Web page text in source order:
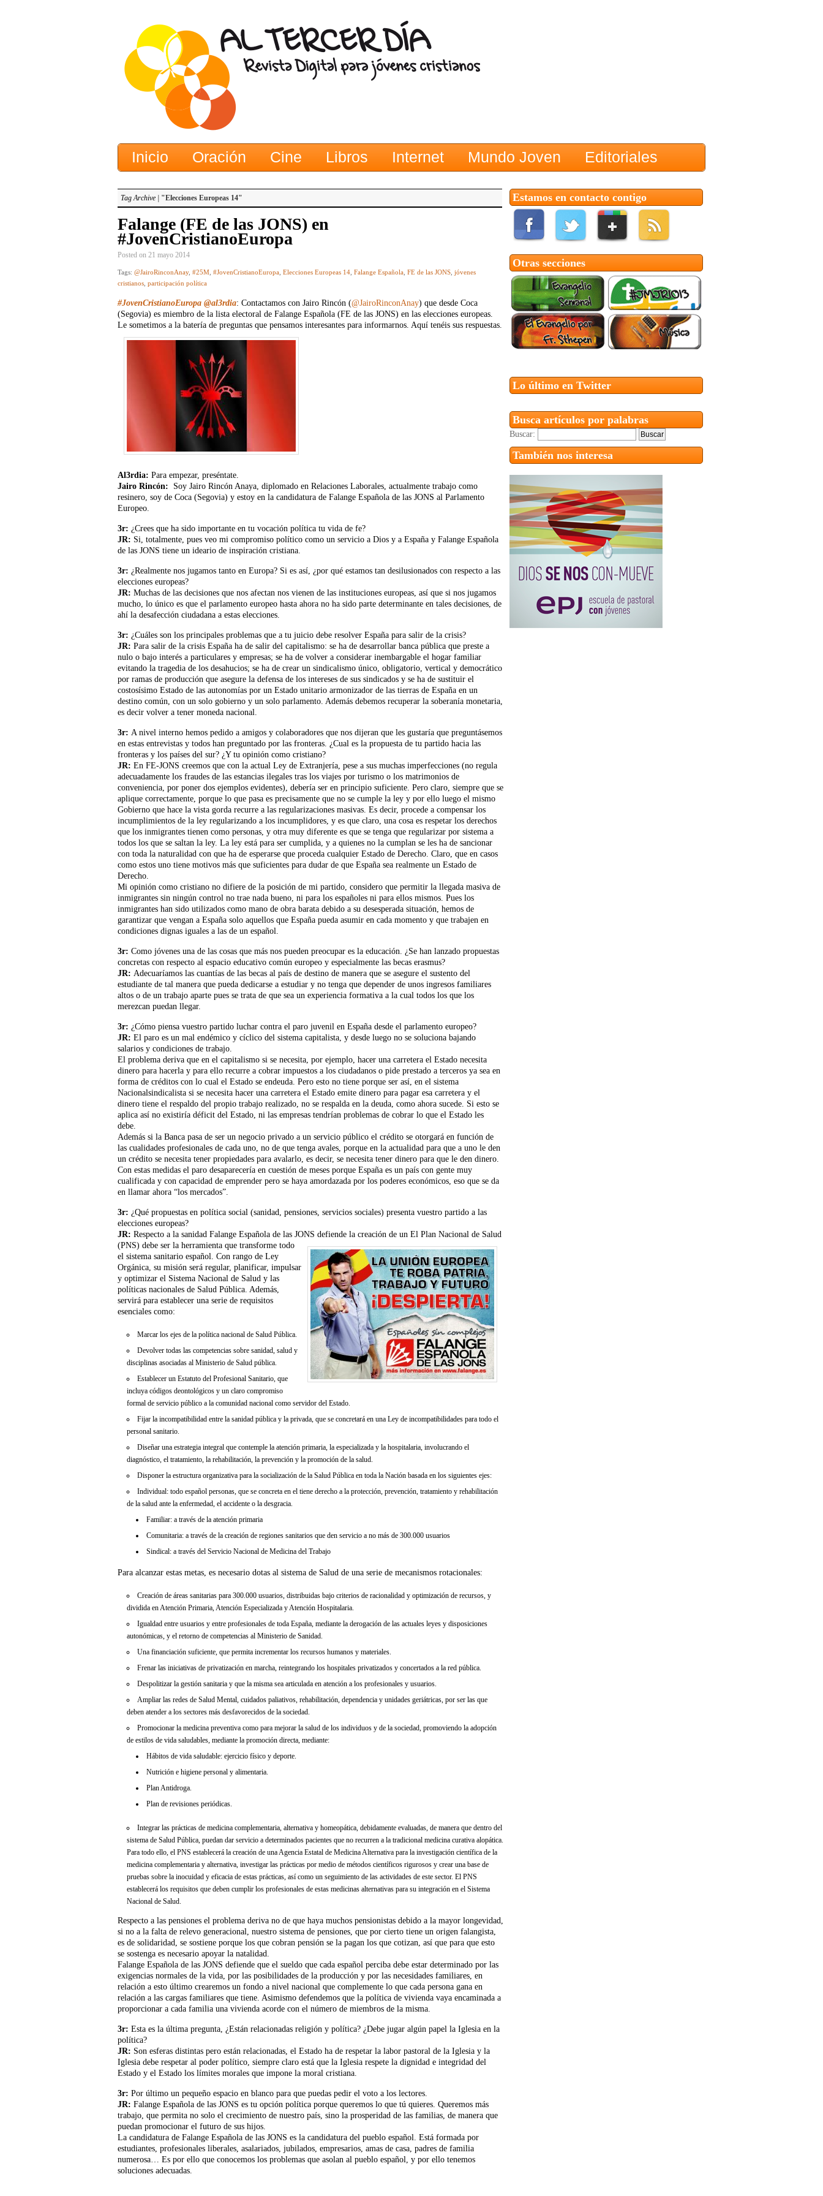
Inicio Oración Cine Libros Internet Mundo Joven Editoriales
Tag Archive | "Elecciones Europeas 14"
Falange (FE de las JONS) en
#JovenCristianoEuropa
Posted on 21 mayo 2014
Tags: @JairoRinconAnay, #25M #JovenCristianoEuropa Elecciones Europeas 14 Falange Española FE de las JONS jóvenes
cristianos participación política
#JovenCristianoEuropa @al3rdia: Contactamos con Jairo Rincón (@JairoRinconAnay) que desde Coca
(Segovia) es miembro de la lista electoral de Falange Española (FE de las JONS) en las elecciones europeas.
Le sometimos a la batería de preguntas que pensamos interesantes para informarnos. Aquí tenéis sus respuestas.
Al3rdia: Para empezar, preséntate.
Jairo Rincón: Soy Jairo Rincón Anaya, diplomado en Relaciones Laborales, actualmente trabajo como
resinero, soy de Coca (Segovia) y estoy en la candidatura de Falange Española de las JONS al Parlamento
Europeo.
3r: ¿Crees que ha sido importante en tu vocación política tu vida de fe?
JR: Si, totalmente, pues veo mi compromiso político como un servicio a Dios y a España y Falange Española
de las JONS tiene un ideario de inspiración cristiana.
3r: ¿Realmente nos jugamos tanto en Europa? Si es así, ¿por qué estamos tan desilusionados con respecto a las
elecciones europeas?
JR: Muchas de las decisiones que nos afectan nos vienen de las instituciones europeas, así que si nos jugamos
mucho, lo único es que el parlamento europeo hasta ahora no ha sido parte determinante en tales decisiones, de
ahí la desafección ciudadana a estas elecciones.
3r: ¿Cuáles son los principales problemas que a tu juicio debe resolver España para salir de la crisis?
JR: Para salir de la crisis España ha de salir del capitalismo: se ha de desarrollar banca pública que preste a
nulo o bajo interés a particulares y empresas; se ha de volver a considerar inembargable el hogar familiar
evitando la tragedia de los desahucios; se ha de crear un sindicalismo único, obligatorio, vertical y democrático
por ramas de producción que asegure la defensa de los intereses de sus sindicados y se ha de sustituir el
costosísimo Estado de las autonomías por un Estado unitario armonizador de las tierras de España en un
destino común, con un solo gobierno y un solo parlamento. Además debemos recuperar la soberanía monetaria,
es decir volver a tener moneda nacional.
3r: A nivel interno hemos pedido a amigos y colaboradores que nos dijeran que les gustaría que preguntásemos
en estas entrevistas y todos han preguntado por las fronteras. ¿Cual es la propuesta de tu partido hacia las
fronteras y los países del sur? ¿Y tu opinión como cristiano?
JR: En FE-JONS creemos que con la actual Ley de Extranjería, pese a sus muchas imperfecciones (no regula
adecuadamente los fraudes de las estancias ilegales tras los viajes por turismo o los matrimonios de
conveniencia, por poner dos ejemplos evidentes), debería ser en principio suficiente. Pero claro, siempre que se
aplique correctamente, porque lo que pasa es precisamente que no se cumple la ley y por ello luego el mismo
Gobierno que hace la vista gorda recurre a las regularizaciones masivas. Es decir, procede a compensar los
incumplimientos de la ley regularizando a los incumplidores, y es que claro, una cosa es respetar los derechos
que los inmigrantes tienen como personas, y otra muy diferente es que se tenga que regularizar por sistema a
todos los que se saltan la ley. La ley está para ser cumplida, y a quienes no la cumplan se les ha de sancionar
con toda la naturalidad con que ha de esperarse que proceda cualquier Estado de Derecho. Claro, que en casos
como estos uno tiene motivos más que suficientes para dudar de que España sea realmente un Estado de
Derecho.
Mi opinión como cristiano no difiere de la posición de mi partido, considero que permitir la llegada masiva de
inmigrantes sin ningún control no trae nada bueno, ni para los españoles ni para ellos mismos. Pues los
inmigrantes han sido utilizados como mano de obra barata debido a su desesperada situación, hemos de
garantizar que vengan a España solo aquellos que España pueda asumir en cada momento y que trabajen en
condiciones dignas iguales a las de un español.
3r: Como jóvenes una de las cosas que más nos pueden preocupar es la educación. ¿Se han lanzado propuestas
concretas con respecto al espacio educativo común europeo y especialmente las becas erasmus?
JR: Adecuaríamos las cuantías de las becas al país de destino de manera que se asegure el sustento del
estudiante de tal manera que pueda dedicarse a estudiar y no tenga que depender de unos ingresos familiares
altos o de un trabajo aparte pues se trata de que sea un experiencia formativa a la cual todos los que los
merezcan puedan llegar.
3r: ¿Cómo piensa vuestro partido luchar contra el paro juvenil en España desde el parlamento europeo?
JR: El paro es un mal endémico y cíclico del sistema capitalista, y desde luego no se soluciona bajando
salarios y condiciones de trabajo.
El problema deriva que en el capitalismo si se necesita, por ejemplo, hacer una carretera el Estado necesita
dinero para hacerla y para ello recurre a cobrar impuestos a los ciudadanos o pide prestado a terceros ya sea en
forma de créditos con lo cual el Estado se endeuda. Pero esto no tiene porque ser así, en el sistema
Nacionalsindicalista si se necesita hacer una carretera el Estado emite dinero para pagar esa carretera y el
dinero tiene el respaldo del propio trabajo realizado, no se respalda en la deuda, como ahora sucede. Si esto se
aplica así no existiría déficit del Estado, ni las empresas tendrían problemas de cobrar lo que el Estado les
debe.
Además si la Banca pasa de ser un negocio privado a un servicio público el crédito se otorgará en función de
las cualidades profesionales de cada uno, no de que tenga avales, porque en la actualidad para que a uno le den
un crédito se necesita tener propiedades para avalarlo, es decir, se necesita tener dinero para que le den dinero.
Con estas medidas el paro desaparecería en cuestión de meses porque España es un país con gente muy
cualificada y con capacidad de emprender pero se haya amordazada por los poderes económicos, eso que se da
en llamar ahora “los mercados”.
3r: ¿Qué propuestas en política social (sanidad, pensiones, servicios sociales) presenta vuestro partido a las
elecciones europeas?
JR: Respecto a la sanidad Falange Española de las JONS defiende la creación de un El Plan Nacional de Salud
(PNS) debe ser la herramienta que transforme todo
el sistema sanitario español. Con rango de Ley
Orgánica, su misión será regular, planificar, impulsar
y optimizar el Sistema Nacional de Salud y las
políticas nacionales de Salud Pública. Además,
servirá para establecer una serie de requisitos
esenciales como:
Marcar los ejes de la política nacional de Salud Pública.
Devolver todas las competencias sobre sanidad, salud y
disciplinas asociadas al Ministerio de Salud pública.
Establecer un Estatuto del Profesional Sanitario, que
incluya códigos deontológicos y un claro compromiso
formal de servicio público a la comunidad nacional como servidor del Estado.
Fijar la incompatibilidad entre la sanidad pública y la privada, que se concretará en una Ley de incompatibilidades para todo el
personal sanitario.
Diseñar una estrategia integral que contemple la atención primaria, la especializada y la hospitalaria, involucrando el
diagnóstico, el tratamiento, la rehabilitación, la prevención y la promoción de la salud.
Disponer la estructura organizativa para la socialización de la Salud Pública en toda la Nación basada en los siguientes ejes:
Individual: todo español personas, que se concreta en el tiene derecho a la protección, prevención, tratamiento y rehabilitación
de la salud ante la enfermedad, el accidente o la desgracia.
Familiar: a través de la atención primaria
Comunitaria: a través de la creación de regiones sanitarios que den servicio a no más de 300.000 usuarios
Sindical: a través del Servicio Nacional de Medicina del Trabajo
Para alcanzar estas metas, es necesario dotas al sistema de Salud de una serie de mecanismos rotacionales:
Creación de áreas sanitarias para 300.000 usuarios, distribuidas bajo criterios de racionalidad y optimización de recursos, y
dividida en Atención Primaria, Atención Especializada y Atención Hospitalaria.
Igualdad entre usuarios y entre profesionales de toda España, mediante la derogación de las actuales leyes y disposiciones
autonómicas, y el retorno de competencias al Ministerio de Sanidad.
Una financiación suficiente, que permita incrementar los recursos humanos y materiales.
Frenar las iniciativas de privatización en marcha, reintegrando los hospitales privatizados y concertados a la red pública.
Despolitizar la gestión sanitaria y que la misma sea articulada en atención a los profesionales y usuarios.
Ampliar las redes de Salud Mental, cuidados paliativos, rehabilitación, dependencia y unidades geriátricas, por ser las que
deben atender a los sectores más desfavorecidos de la sociedad.
Promocionar la medicina preventiva como para mejorar la salud de los individuos y de la sociedad, promoviendo la adopción
de estilos de vida saludables, mediante la promoción directa, mediante:
Hábitos de vida saludable: ejercicio físico y deporte.
Nutrición e higiene personal y alimentaria.
Plan Antidroga.
Plan de revisiones periódicas.
Integrar las prácticas de medicina complementaria, alternativa y homeopática, debidamente evaluadas, de manera que dentro del
sistema de Salud Pública, puedan dar servicio a determinados pacientes que no recurren a la tradicional medicina curativa alopática.
Para todo ello, el PNS establecerá la creación de una Agencia Estatal de Medicina Alternativa para la investigación científica de la
medicina complementaria y alternativa, investigar las prácticas por medio de métodos científicos rigurosos y crear una base de
pruebas sobre la inocuidad y eficacia de estas prácticas, así como un seguimiento de las actividades de este sector. El PNS
establecerá los requisitos que deben cumplir los profesionales de estas medicinas alternativas para su integración en el Sistema
Nacional de Salud.
Respecto a las pensiones el problema deriva no de que haya muchos pensionistas debido a la mayor longevidad,
si no a la falta de relevo generacional, nuestro sistema de pensiones, que por cierto tiene un origen falangista,
es de solidaridad, se sostiene porque los que cobran pensión se la pagan los que cotizan, así que para que esto
se sostenga es necesario apoyar la natalidad.
Falange Española de las JONS defiende que el sueldo que cada español perciba debe estar determinado por las
exigencias normales de la vida, por las posibilidades de la producción y por las necesidades familiares, en
relación a esto último crearemos un fondo a nivel nacional que complemente lo que cada persona gana en
relación a las cargas familiares que tiene. Asimismo defendemos que la política de vivienda vaya encaminada a
proporcionar a cada familia una vivienda acorde con el número de miembros de la misma.
3r: Esta es la última pregunta, ¿Están relacionadas religión y política? ¿Debe jugar algún papel la Iglesia en la
política?
JR: Son esferas distintas pero están relacionadas, el Estado ha de respetar la labor pastoral de la Iglesia y la
Iglesia debe respetar al poder político, siempre claro está que la Iglesia respete la dignidad e integridad del
Estado y el Estado los límites morales que impone la moral cristiana.
3r: Por último un pequeño espacio en blanco para que puedas pedir el voto a los lectores.
JR: Falange Española de las JONS es tu opción política porque queremos lo que tú quieres. Queremos más
trabajo, que permita no solo el crecimiento de nuestro país, sino la prosperidad de las familias, de manera que
puedan promocionar el futuro de sus hijos.
La candidatura de Falange Española de las JONS es la candidatura del pueblo español. Está formada por
estudiantes, profesionales liberales, asalariados, jubilados, empresarios, amas de casa, padres de familia
numerosa… Es por ello que conocemos los problemas que asolan al pueblo español, y por ello tenemos
soluciones adecuadas.
Estamos en contacto contigo
Otras secciones
Lo último en Twitter
Busca artículos por palabras
Buscar:
También nos interesa